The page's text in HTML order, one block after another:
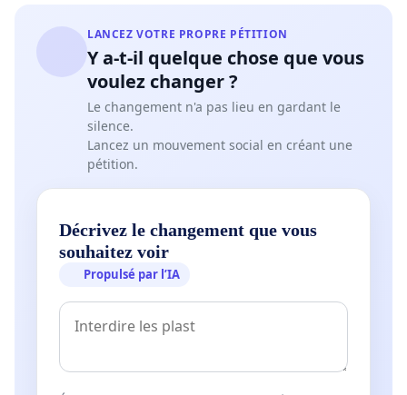
LANCEZ VOTRE PROPRE PÉTITION
Y a-t-il quelque chose que vous
voulez changer ?
Le changement n'a pas lieu en gardant le
silence.
Lancez un mouvement social en créant une
pétition.
Décrivez le changement que vous
souhaitez voir
Propulsé par l’IA